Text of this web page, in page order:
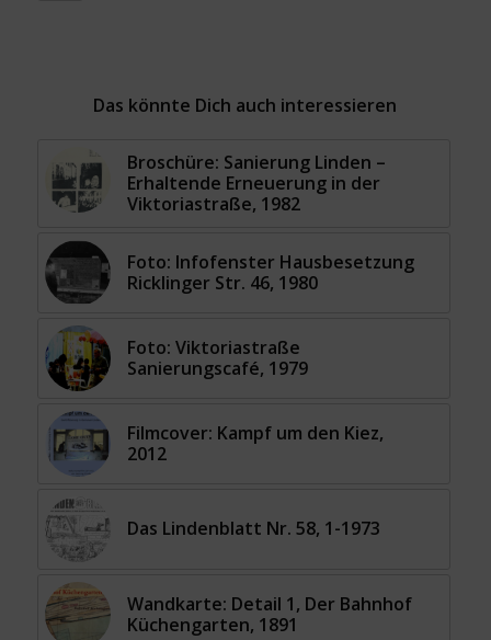
Das könnte Dich auch interessieren
Broschüre: Sanierung Linden –
Erhaltende Erneuerung in der
Viktoriastraße, 1982
Foto: Infofenster Hausbesetzung
Ricklinger Str. 46, 1980
Foto: Viktoriastraße
Sanierungscafé, 1979
Filmcover: Kampf um den Kiez,
2012
Das Lindenblatt Nr. 58, 1-1973
Wandkarte: Detail 1, Der Bahnhof
Küchengarten, 1891